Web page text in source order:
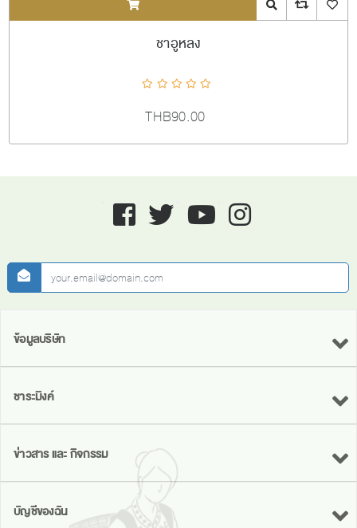
ADDTOCART Quick View
ชาอูหลง
THB90.00
Facebook twitter youtube instagram
newsletter
ข้อมูลบริษัท
ชาระมิงค์
ข่าวสาร และ กิจกรรม
บัญชีของฉัน